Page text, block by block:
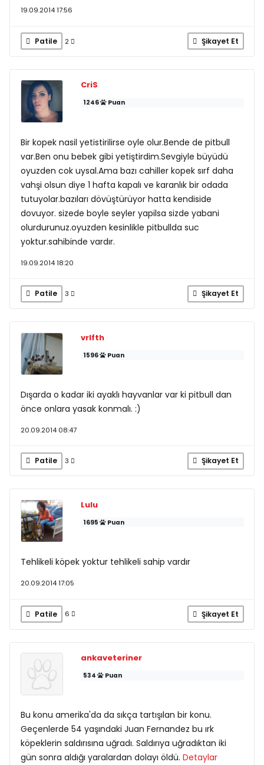
19.09.2014 17:56
Patile 2 Şikayet Et
CriS
1246 Puan
Bir kopek nasil yetistirilirse oyle olur.Bende de pitbull
var.Ben onu bebek gibi yetiştirdim.Sevgiyle büyüdü
oyuzden cok uysal.Ama bazı cahiller kopek sırf daha
vahşi olsun diye 1 hafta kapalı ve karanlık bir odada
tutuyolar.bazıları dövüştürüyor hatta kendiside
dovuyor. sizede boyle seyler yapilsa sizde yabani
olurdurunuz.oyuzden kesinlikle pitbullda suc
yoktur.sahibinde vardır.
19.09.2014 18:20
Patile 3 Şikayet Et
vrlfth
1596 Puan
Dışarda o kadar iki ayaklı hayvanlar var ki pitbull dan
önce onlara yasak konmalı. :)
20.09.2014 08:47
Patile 3 Şikayet Et
Lulu
1695 Puan
Tehlikeli köpek yoktur tehlikeli sahip vardır
20.09.2014 17:05
Patile 6 Şikayet Et
ankaveteriner
534 Puan
Bu konu amerika'da da sıkça tartışılan bir konu.
Geçenlerde 54 yaşındaki Juan Fernandez bu ırk
köpeklerin saldırısına uğradı. Saldırıya uğradıktan iki
gün sonra aldığı yaralardan dolayı öldü. Detaylar